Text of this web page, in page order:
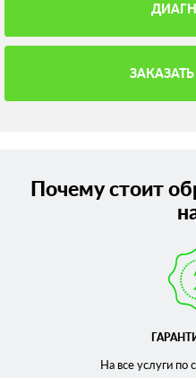
Почему стоит
На все услуги по